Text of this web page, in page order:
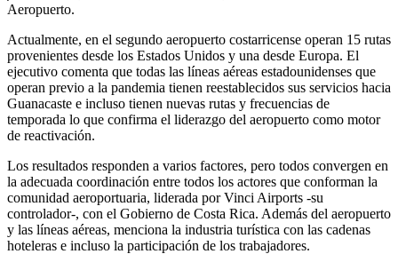
Aeropuerto.
Actualmente, en el segundo aeropuerto costarricense operan 15 rutas
provenientes desde los Estados Unidos y una desde Europa. El
ejecutivo comenta que todas las líneas aéreas estadounidenses que
operan previo a la pandemia tienen reestablecidos sus servicios hacia
Guanacaste e incluso tienen nuevas rutas y frecuencias de
temporada lo que confirma el liderazgo del aeropuerto como motor
de reactivación.
Los resultados responden a varios factores, pero todos convergen en
la adecuada coordinación entre todos los actores que conforman la
comunidad aeroportuaria, liderada por Vinci Airports -su
controlador-, con el Gobierno de Costa Rica. Además del aeropuerto
y las líneas aéreas, menciona la industria turística con las cadenas
hoteleras e incluso la participación de los trabajadores.